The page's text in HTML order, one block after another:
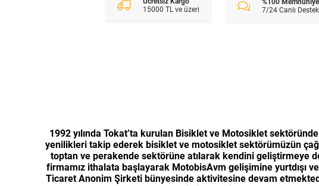
15000 TL ve üzeri
%100
7/24 Canlı Destek
1992 yılında Tokat’ta kurulan Bisiklet ve Motosiklet
yenilikleri takip ederek bisiklet ve motosiklet sektörümüzün
toptan ve perakende sektörüne atılarak kendini geliştirmeye
firmamız ithalata başlayarak MotobisAvm gelişimine yurtdışı
Ticaret Anonim Şirketi bünyesinde aktivitesine devam